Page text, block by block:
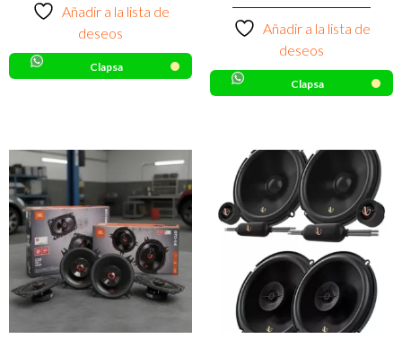
Añadir a la lista de
deseos
Clapsa
Añadir a la lista de
deseos
Clapsa